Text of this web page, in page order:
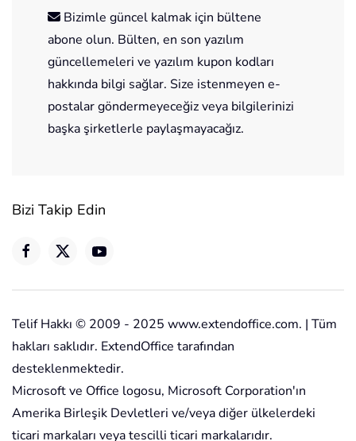
Bizimle güncel kalmak için bültene
abone olun. Bülten, en son yazılım
güncellemeleri ve yazılım kupon kodları
hakkında bilgi sağlar. Size istenmeyen e-
postalar göndermeyeceğiz veya bilgilerinizi
başka şirketlerle paylaşmayacağız.
Bizi Takip Edin
Telif Hakkı © 2009 - 2025 www.extendoffice.com. | Tüm
hakları saklıdır. ExtendOffice tarafından
desteklenmektedir.
Microsoft ve Office logosu, Microsoft Corporation'ın
Amerika Birleşik Devletleri ve/veya diğer ülkelerdeki
ticari markaları veya tescilli ticari markalarıdır.